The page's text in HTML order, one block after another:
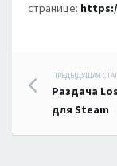
странице:
по
ПРЕДЫДУЩАЯ
Раздача
для Steam